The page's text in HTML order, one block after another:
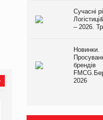
Сучасні
– 2026.
Новинки.
брендів
2026